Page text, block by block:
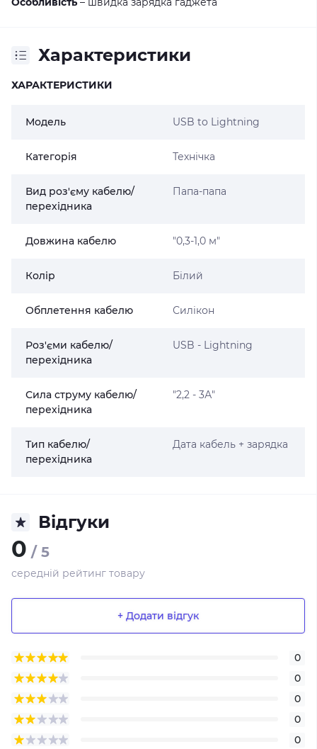
Характеристики
ХАРАКТЕРИСТИКИ
Модель USB to Lightning
Категорія Технічка
Вид роз'єму кабелю/
перехідника
Папа-папа
Довжина кабелю "0,3-1,0 м"
Колір Білий
Обплетення кабелю Силікон
Роз'єми кабелю/
перехідника
USB - Lightning
Сила струму кабелю/
перехідника
"2,2 - 3А"
Тип кабелю/
перехідника
Дата кабель + зарядка
Відгуки
0 / 5
середній рейтинг товару
+ Додати відгук
0
0
0
0
0